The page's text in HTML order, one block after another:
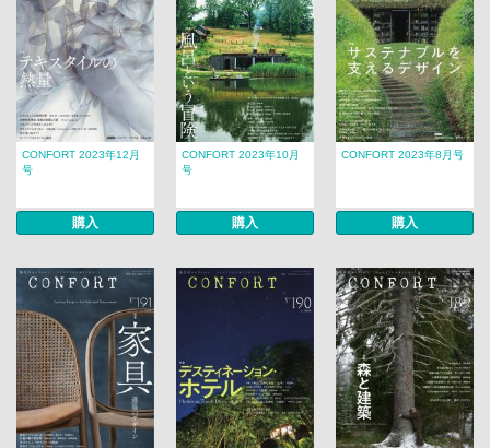
CONFORT 2023年12月
号
購入
CONFORT 2023年10月
号
購入
CONFORT 2023年8月号
購入